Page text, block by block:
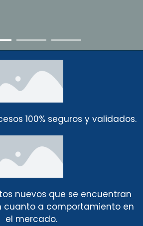
100% seguros y validados.
nuevos que se encuentran
cuanto a comportamiento en
el mercado.